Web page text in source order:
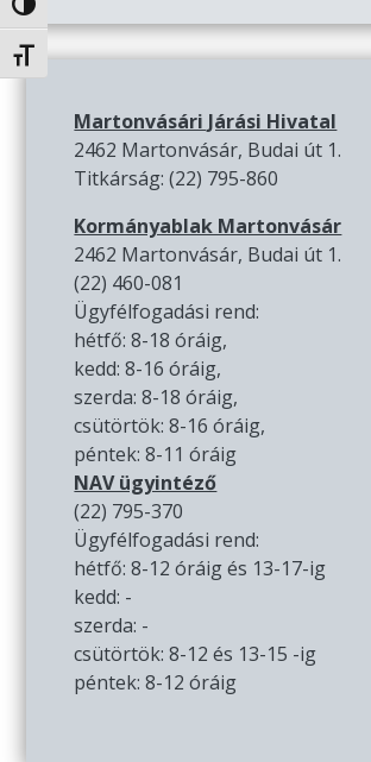
Nagy kontraszt váltása
Betűméret váltása
Martonvásári Járási Hivatal
2462 Martonvásár, Budai út 1.
Titkárság: (22) 795-860
Kormányablak Martonvásár
2462 Martonvásár, Budai út 1.
(22) 460-081
Ügyfélfogadási rend:
hétfő: 8-18 óráig,
kedd: 8-16 óráig,
szerda: 8-18 óráig,
csütörtök: 8-16 óráig,
péntek: 8-11 óráig
NAV ügyintéző
(22) 795-370
Ügyfélfogadási rend:
hétfő: 8-12 óráig és 13-17-ig
kedd: -
szerda: -
csütörtök: 8-12 és 13-15 -ig
péntek: 8-12 óráig